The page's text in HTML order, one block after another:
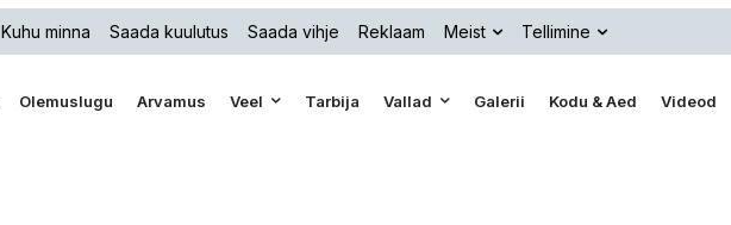
Kuhu minna Saada kuulutus Saada vihje Reklaam Meist Tellimine
Olemuslugu Arvamus Veel Tarbija Vallad Galerii Kodu & Aed Videod